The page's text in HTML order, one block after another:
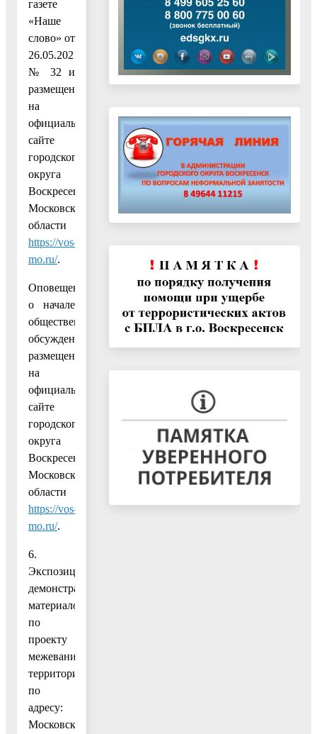
газете
«Наше
слово» от
26.05.2021
№ 32 и
размещено
на
официальном
сайте
городского
округа
Воскресенск
Московской
области
https://vos-
mo.ru/.
Оповещение
о начале
общественных
обсуждений
размещено
на
официальном
сайте
городского
округа
Воскресенск
Московской
области
https://vos-
mo.ru/.
6.
Экспозиция
демонстрационных
материалов
по
проекту
межевания
территории
по
адресу:
Московская